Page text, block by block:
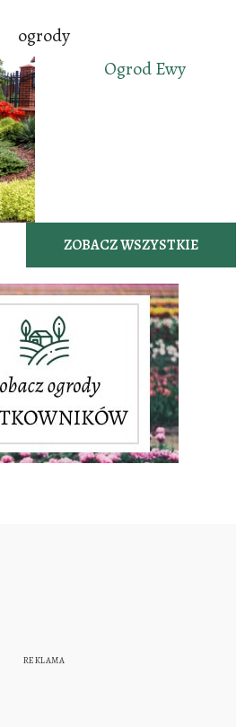
ogrody
Ogrod Ewy
ZOBACZ WSZYSTKIE